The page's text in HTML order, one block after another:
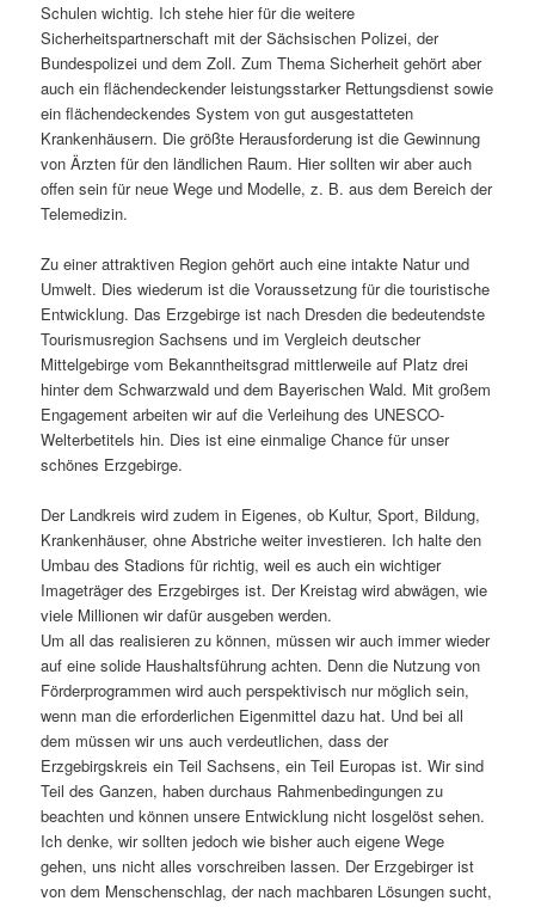
Schulen wichtig. Ich stehe hier für die weitere
Sicherheitspartnerschaft mit der Sächsischen Polizei, der
Bundespolizei und dem Zoll. Zum Thema Sicherheit gehört aber
auch ein flächen­de­ckender leis­tungs­starker Rettungsdienst sowie
ein flächen­de­ckendes System von gut ausge­stat­teten
Krankenhäusern. Die größte Herausforderung ist die Gewinnung
von Ärzten für den länd­li­chen Raum. Hier sollten wir aber auch
offen sein für neue Wege und Modelle, z. B. aus dem Bereich der
Telemedizin.
Zu einer attrak­tiven Region gehört auch eine intakte Natur und
Umwelt. Dies wiederum ist die Voraussetzung für die touris­ti­sche
Entwicklung. Das Erzgebirge ist nach Dresden die bedeu­tendste
Tourismusregion Sachsens und im Vergleich deut­scher
Mittelgebirge vom Bekanntheitsgrad mitt­ler­weile auf Platz drei
hinter dem Schwarzwald und dem Bayerischen Wald. Mit großem
Engagement arbeiten wir auf die Verleihung des UNESCO-
Welterbetitels hin. Dies ist eine einma­lige Chance für unser
schönes Erzgebirge.
Der Landkreis wird zudem in Eigenes, ob Kultur, Sport, Bildung,
Krankenhäuser, ohne Abstriche weiter inves­tieren. Ich halte den
Umbau des Stadions für richtig, weil es auch ein wich­tiger
Imageträger des Erzgebirges ist. Der Kreistag wird abwägen, wie
viele Millionen wir dafür ausgeben werden.
Um all das reali­sieren zu können, müssen wir auch immer wieder
auf eine solide Haushaltsführung achten. Denn die Nutzung von
Förderprogrammen wird auch perspek­ti­visch nur möglich sein,
wenn man die erfor­der­li­chen Eigenmittel dazu hat. Und bei all
dem müssen wir uns auch verdeut­li­chen, dass der
Erzgebirgskreis ein Teil Sachsens, ein Teil Europas ist. Wir sind
Teil des Ganzen, haben durchaus Rahmenbedingungen zu
beachten und können unsere Entwicklung nicht losge­löst sehen.
Ich denke, wir sollten jedoch wie bisher auch eigene Wege
gehen, uns nicht alles vorschreiben lassen. Der Erzgebirger ist
von dem Menschenschlag, der nach mach­baren Lösungen sucht,